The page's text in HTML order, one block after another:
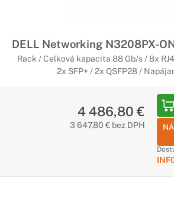
DELL Networking N3208PX-
Rack / Celková kapacita 88 Gb/s / 8x
2x SFP+ / 2x QSFP28 /
4 486,80 €
3 647,80 € bez DPH